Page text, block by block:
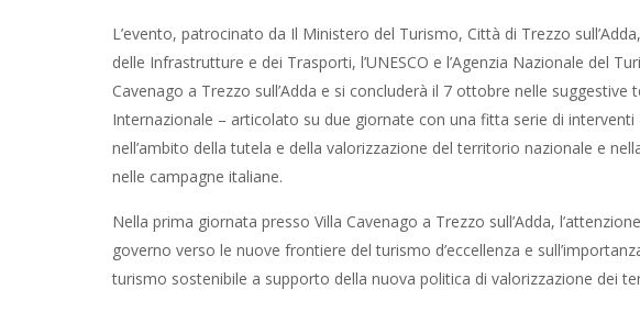
L’evento, patrocinato da Il Ministero del Turismo, Città di Trezzo
delle Infrastrutture e dei Trasporti, l’UNESCO e l’Agenzia Nazionale del
Cavenago a Trezzo sull’Adda e si concluderà il 7 ottobre nelle suggestive
Internazionale – articolato su due giornate con una fitta serie di interventi
nell’ambito della tutela e della valorizzazione del territorio nazionale e
nelle campagne italiane.
Nella prima giornata presso Villa Cavenago a Trezzo sull’Adda,
governo verso le nuove frontiere del turismo d’eccellenza e
turismo sostenibile a supporto della nuova politica di valorizzazione dei